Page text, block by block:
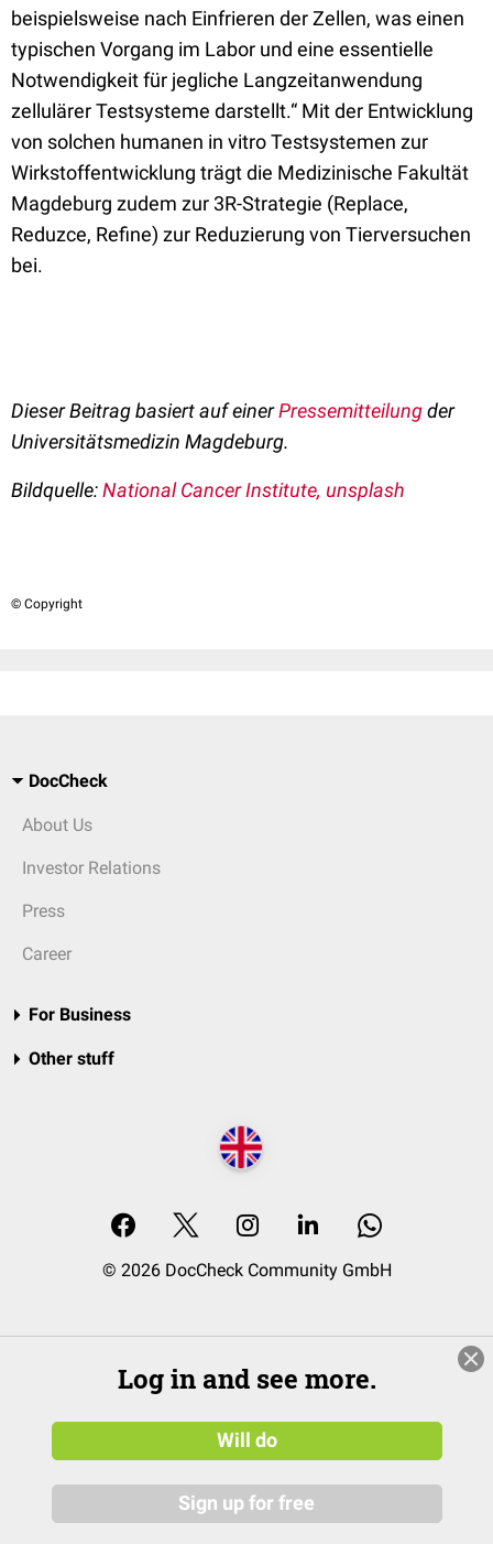
beispielsweise nach Einfrieren der Zellen, was einen
typischen Vorgang im Labor und eine essentielle
Notwendigkeit für jegliche Langzeitanwendung
zellulärer Testsysteme darstellt.“ Mit der Entwicklung
von solchen humanen in vitro Testsystemen zur
Wirkstoffentwicklung trägt die Medizinische Fakultät
Magdeburg zudem zur 3R-Strategie (Replace,
Reduzce, Refine) zur Reduzierung von Tierversuchen
bei.
Dieser Beitrag basiert auf einerPressemitteilungder
Universitätsmedizin Magdeburg.
Bildquelle:National Cancer Institute, unsplash
© Copyright
DocCheck
About Us
Investor Relations
Press
Career
For Business
Other stuff
© 2026 DocCheck Community GmbH
Log in and see more.
Will do
Sign up for free